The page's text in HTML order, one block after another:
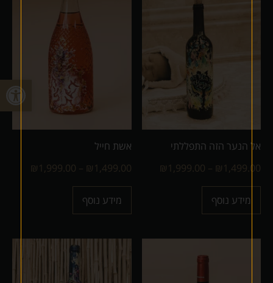
אל הנער הזה התפללתי
₪1,499.00
–
₪1,999.00
מידע נוסף
אשת חייל
₪1,499.00
–
₪1,999.00
מידע נוסף